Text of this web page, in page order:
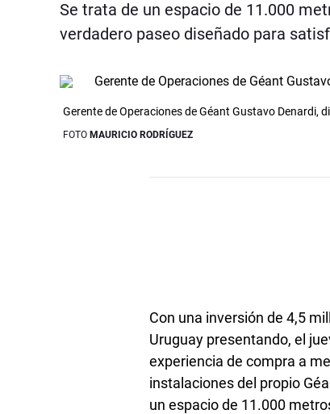
Se trata de un espacio de 11.000
verdadero paseo diseñado para
Gerente de Operaciones de Géant Gustavo Denardi,
FOTO MAURICIO RODRÍGUEZ
Con una inversión de 4,5
Uruguay presentando, el
experiencia de compra a
instalaciones del propio
un espacio de 11.000